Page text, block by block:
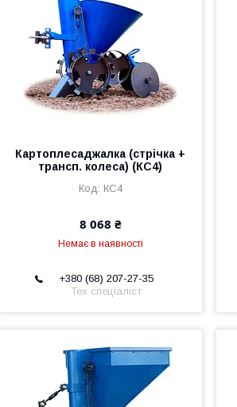
Картоплесаджалка (стрічка +
трансп. колеса) (КС4)
КС4
8 068 ₴
Немає в наявності
+380 (68) 207-27-35
Тех спеціаліст